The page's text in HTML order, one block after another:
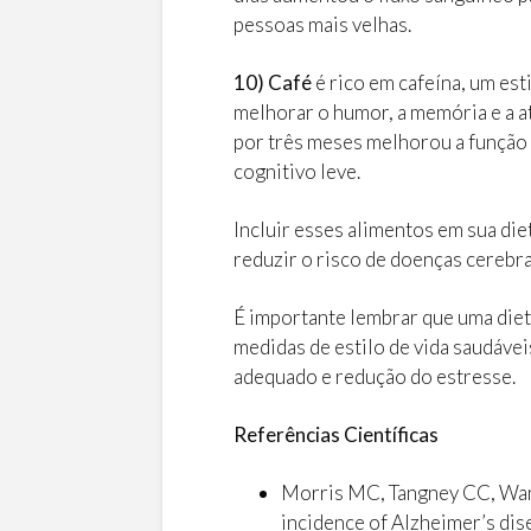
pessoas mais velhas.
10) Caféé rico em cafeína, um
melhorar o humor, a memória e a
por três meses melhorou a
cognitivo leve.
Incluir esses alimentos em sua
reduzir o risco de doenças
É importante lembrar que uma
medidas de estilo de vida
adequado e redução do estresse.
Referências Científicas
Morris MC, Tangney CC,
incidence of Alzheimer’s